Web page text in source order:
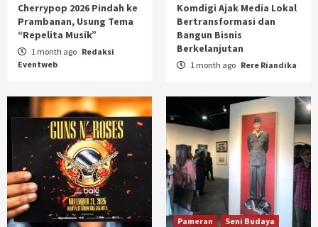
Cherrypop 2026 Pindah ke
Prambanan, Usung Tema
“Repelita Musik”
1 month ago Redaksi
Eventweb
Komdigi Ajak Media Lokal
Bertransformasi dan
Bangun Bisnis
Berkelanjutan
1 month ago Rere Riandika
Pameran
Seni Budaya